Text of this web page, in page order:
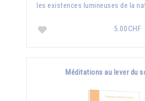
les existences lumineuses de la
5.00CHF
Méditations au lever du